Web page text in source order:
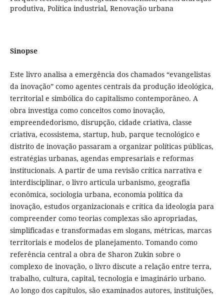
produtiva, Política industrial, Renovação urbana
Sinopse
Este livro analisa a emergência dos chamados “evangelistas
da inovação” como agentes centrais da produção ideológica,
territorial e simbólica do capitalismo contemporâneo. A
obra investiga como conceitos como inovação,
empreendedorismo, disrupção, cidade criativa, classe
criativa, ecossistema, startup, hub, parque tecnológico e
distrito de inovação passaram a organizar políticas públicas,
estratégias urbanas, agendas empresariais e reformas
institucionais. A partir de uma revisão crítica narrativa e
interdisciplinar, o livro articula urbanismo, geografia
econômica, sociologia urbana, economia política da
inovação, estudos organizacionais e crítica da ideologia para
compreender como teorias complexas são apropriadas,
simplificadas e transformadas em slogans, métricas, marcas
territoriais e modelos de planejamento. Tomando como
referência central a obra de Sharon Zukin sobre o
complexo de inovação, o livro discute a relação entre terra,
trabalho, cultura, capital, tecnologia e imaginário urbano.
Ao longo dos capítulos, são examinados autores, instituições,